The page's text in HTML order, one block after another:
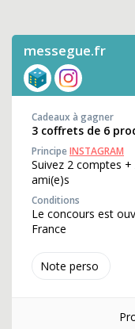
messegue.fr
Note perso
Cadeaux à gagner
3 coffrets de 6
PrincipeINSTAGRAM
Suivez 2 comptes
ami(e)s
Conditions
Le concours est
France